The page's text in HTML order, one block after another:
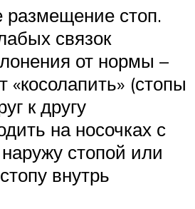
размещение стоп.
связок
от нормы –
«косолапить» (стопы
к другу
на носочках с
стопой или
внутрь